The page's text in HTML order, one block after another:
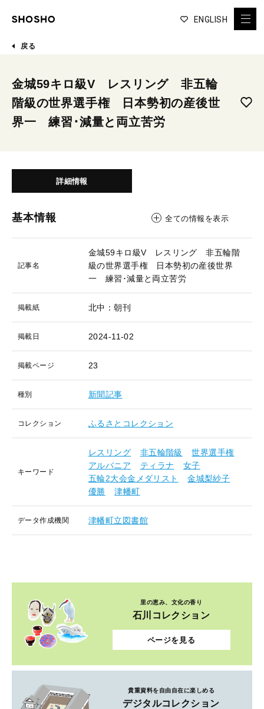
ENGLISH
戻る
金城59キロ級V レスリング 非五輪
階級の世界選手権 日本勢初の産後世
界一 練習･減量と両立苦労
詳細情報
基本情報 全ての情報を表示
記事名
金城59キロ級V レスリング 非五輪階
級の世界選手権 日本勢初の産後世界
一 練習･減量と両立苦労
掲載紙 北中：朝刊
掲載日 2024-11-02
掲載ページ 23
種別 新聞記事
コレクション ふるさとコレクション
キーワード
レスリング 非五輪階級
世界選手権
アルバニア
ティラナ
女子
五輪2大会金メダリスト
金城梨紗子
優勝
津幡町
データ作成機関 津幡町立図書館
里の恵み、文化の香り
石川コレクション
ページを見る
貴重資料を自由自在に楽しめる
デジタルコレクション